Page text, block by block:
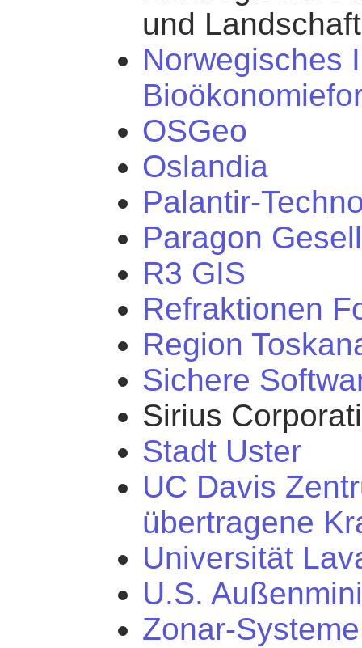
und
Norwegisches
OSGeo
Oslandia
Palantir-
Paragon
R3 GIS
Refraktionen
Region
Sichere
Sirius
Stadt Uster
UC Davis
übertragene
Universität
U.S.
Zonar-Systeme